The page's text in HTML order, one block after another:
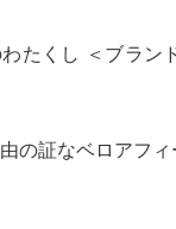
たくし ＜ブラン
の証なベロアフィ